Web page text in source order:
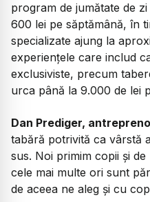
program de jumătate de
600 lei pe săptămână, în
specializate ajung la
experiențele care includ
exclusiviste, precum
urca până la 9.000 de lei
Dan Prediger,
tabără potrivită ca vârstă
sus. Noi primim copii și
cele mai multe ori sunt
de aceea ne aleg și cu